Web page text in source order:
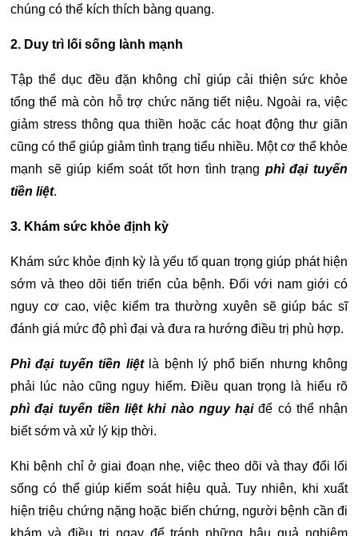
chúng có thể kích thích bàng quang.
2. Duy trì lối sống lành mạnh
Tập thể dục đều đặn không chỉ giúp cải thiện sức khỏe
tổng thể mà còn hỗ trợ chức năng tiết niệu. Ngoài ra, việc
giảm stress thông qua thiền hoặc các hoạt động thư giãn
cũng có thể giúp giảm tình trạng tiểu nhiều. Một cơ thể khỏe
mạnh sẽ giúp kiểm soát tốt hơn tình trạng phì đại tuyến
tiền liệt.
3. Khám sức khỏe định kỳ
Khám sức khỏe định kỳ là yếu tố quan trọng giúp phát hiện
sớm và theo dõi tiến triển của bệnh. Đối với nam giới có
nguy cơ cao, việc kiểm tra thường xuyên sẽ giúp bác sĩ
đánh giá mức độ phì đại và đưa ra hướng điều trị phù hợp.
Phì đại tuyến tiền liệtlà bệnh lý phổ biến nhưng không
phải lúc nào cũng nguy hiểm. Điều quan trọng là hiểu rõ
phì đại tuyến tiền liệt khi nào nguy hạiđể có thể nhận
biết sớm và xử lý kịp thời.
Khi bệnh chỉ ở giai đoạn nhẹ, việc theo dõi và thay đổi lối
sống có thể giúp kiểm soát hiệu quả. Tuy nhiên, khi xuất
hiện triệu chứng nặng hoặc biến chứng, người bệnh cần đi
khám và điều trị ngay để tránh những hậu quả nghiêm